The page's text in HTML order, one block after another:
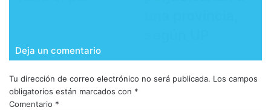
Deja un comentario
Tu dirección de correo electrónico no será publicada. Los campos
obligatorios están marcados con *
Comentario *